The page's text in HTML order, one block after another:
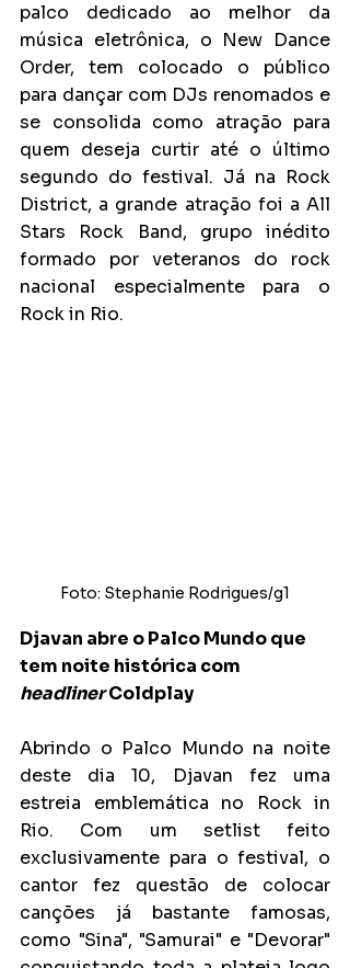
palco dedicado ao melhor da
música eletrônica, o New Dance
Order, tem colocado o público
para dançar com DJs renomados e
se consolida como atração para
quem deseja curtir até o último
segundo do festival. Já na Rock
District, a grande atração foi a All
Stars Rock Band, grupo inédito
formado por veteranos do rock
nacional especialmente para o
Rock in Rio.
Foto: Stephanie Rodrigues/g1
Djavan abre o Palco Mundo que
tem noite histórica com
headliner Coldplay
Abrindo o Palco Mundo na noite
deste dia 10, Djavan fez uma
estreia emblemática no Rock in
Rio. Com um setlist feito
exclusivamente para o festival, o
cantor fez questão de colocar
canções já bastante famosas,
como "Sina", "Samurai" e "Devorar"